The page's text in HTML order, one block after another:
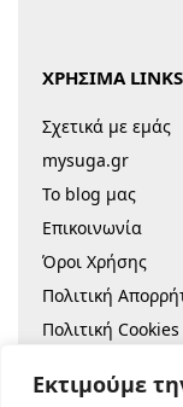
Εκτιμούμε
ΧΡΗΣΙΜΑ LINKS
Σχετικά με εμάς
mysuga.gr
Το blog μας
Επικοινωνία
Όροι Χρήσης
Πολιτική
Πολιτική Cookies